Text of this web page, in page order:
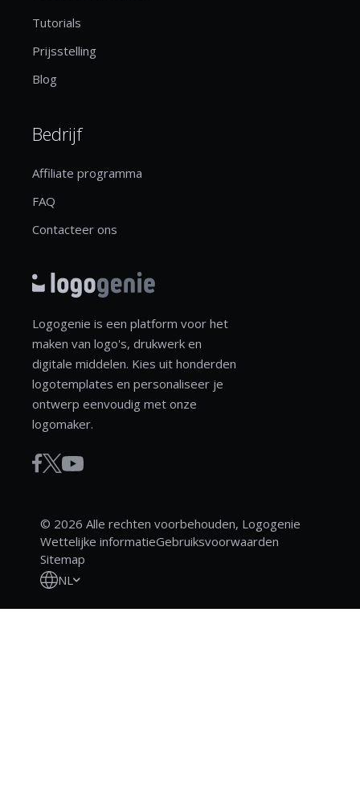
Tutorials
Prijsstelling
Blog
Bedrijf
Affiliate programma
FAQ
Contacteer ons
Logogenie is een platform voor het
maken van logo's, drukwerk en
digitale middelen. Kies uit honderden
logotemplates en personaliseer je
ontwerp eenvoudig met onze
logomaker.
© 2026 Alle rechten voorbehouden, Logogenie
Wettelijke informatieGebruiksvoorwaarden
Sitemap
NL